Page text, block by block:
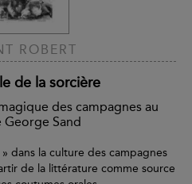
ROBERT
de la sorcière
des campagnes au
Sand
dans la culture des campagnes
de la littérature comme source